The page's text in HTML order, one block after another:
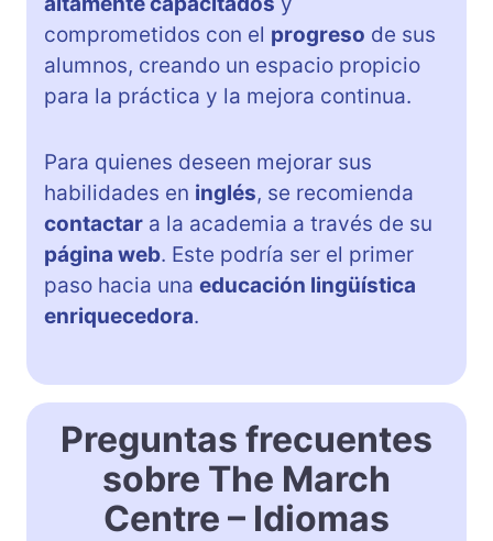
comprometidos con el progreso de sus
alumnos, creando un espacio propicio
para la práctica y la mejora continua.
Para quienes deseen mejorar sus
habilidades en inglés, se recomienda
contactar a la academia a través de su
página web. Este podría ser el primer
paso hacia una educación lingüística
enriquecedora.
Preguntas frecuentes
sobre The March
Centre – Idiomas